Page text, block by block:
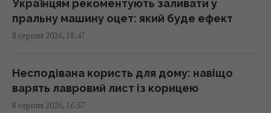
Не "орел і решка": як українською
правильно назвати сторони монети
Денисенко вдруге вийшла заміж: обранець
акторки опублікував фото та зробив заяву
Українцям рекоментують заливати у
пральну машину оцет: який буде ефект
8 серпня 2026, 18:47
Несподівана користь для дому: навіщо
варять лавровий лист із корицею
8 серпня 2026, 16:57